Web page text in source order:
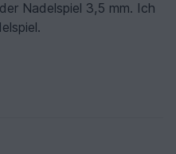
Nadelspiel 3,5 mm. Ich